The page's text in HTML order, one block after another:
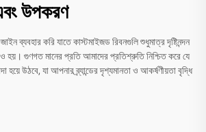
উপকরণ
ব্যবহার করি যাতে কাস্টমাইজড রিবনগুলি শুধুমাত্র দৃষ্টিনন্দন
হয়। গুণগত মানের প্রতি আমাদের প্রতিশ্রুতি নিশ্চিত করে যে
হয়ে উঠবে, যা আপনার ব্র্যান্ডের দৃশ্যমানতা ও আকর্ষণীয়তা বৃদ্ধি